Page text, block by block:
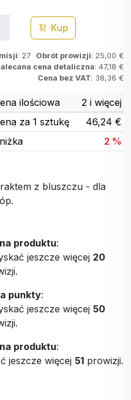
Kup
: 27 Obrót prowizji: 25,00 €
cena detaliczna: 47,18 €
Cena bez VAT: 38,36 €
ilościowa
2 i więcej
za 1 sztukę
46,24 €
2 %
z bluszczu - dla
produktu:
jeszcze więcej 20
punkty:
jeszcze więcej 50
produktu:
jeszcze więcej 51 prowizji.